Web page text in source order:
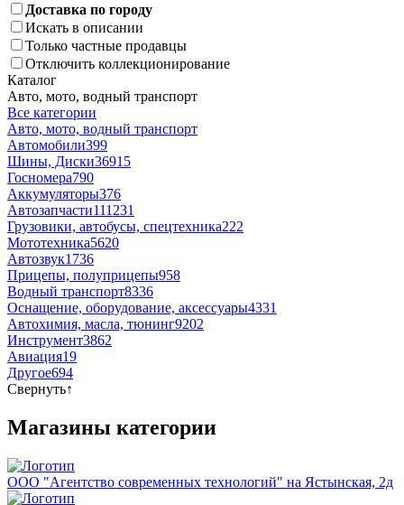
Доставка по городу
Искать в описании
Только частные продавцы
Отключить коллекционирование
Каталог
Авто, мото, водный транспорт
Все категории
Авто, мото, водный транспорт
Автомобили399
Шины, Диски36915
Госномера790
Аккумуляторы376
Автозапчасти111231
Грузовики, автобусы, спецтехника222
Мототехника5620
Автозвук1736
Прицепы, полуприцепы958
Водный транспорт8336
Оснащение, оборудование, аксессуары4331
Автохимия, масла, тюнинг9202
Инструмент3862
Авиация19
Другое694
Свернуть↑
Магазины категории
ООО "Агентство современных технологий" на Ястынская, 2д